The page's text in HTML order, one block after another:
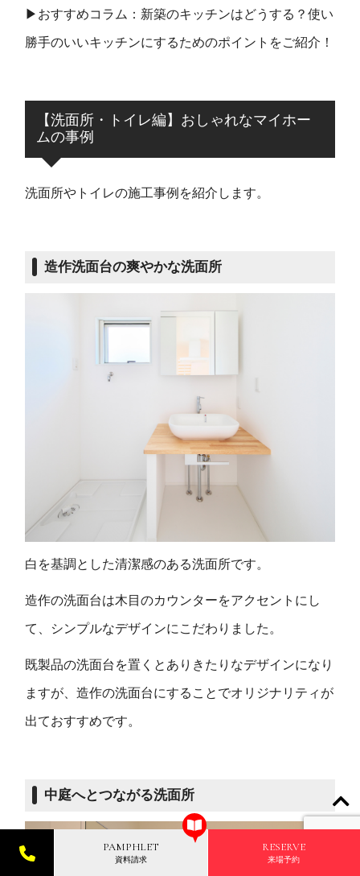
▶おすすめコラム：新築のキッチンはどうする？使い
勝手のいいキッチンにするためのポイントをご紹介！
【洗面所・トイレ編】おしゃれなマイホー
ムの事例
洗面所やトイレの施工事例を紹介します。
造作洗面台の爽やかな洗面所
白を基調とした清潔感のある洗面所です。
造作の洗面台は木目のカウンターをアクセントにし
て、シンプルなデザインにこだわりました。
既製品の洗面台を置くとありきたりなデザインになり
ますが、造作の洗面台にすることでオリジナリティが
出ておすすめです。
中庭へとつながる洗面所
PAMPHLET
資料請求
RESERVE
来場予約